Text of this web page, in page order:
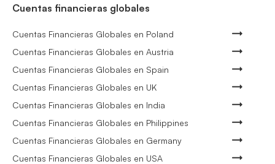
Cuentas financieras globales
Cuentas Financieras Globales en Poland
Cuentas Financieras Globales en Austria
Cuentas Financieras Globales en Spain
Cuentas Financieras Globales en UK
Cuentas Financieras Globales en India
Cuentas Financieras Globales en Philippines
Cuentas Financieras Globales en Germany
Cuentas Financieras Globales en USA